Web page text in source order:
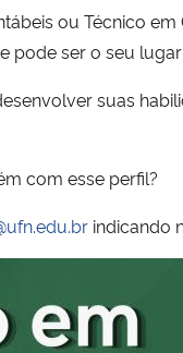
ou Técnico
pode ser o seu
suas
com esse perfil?
indicando